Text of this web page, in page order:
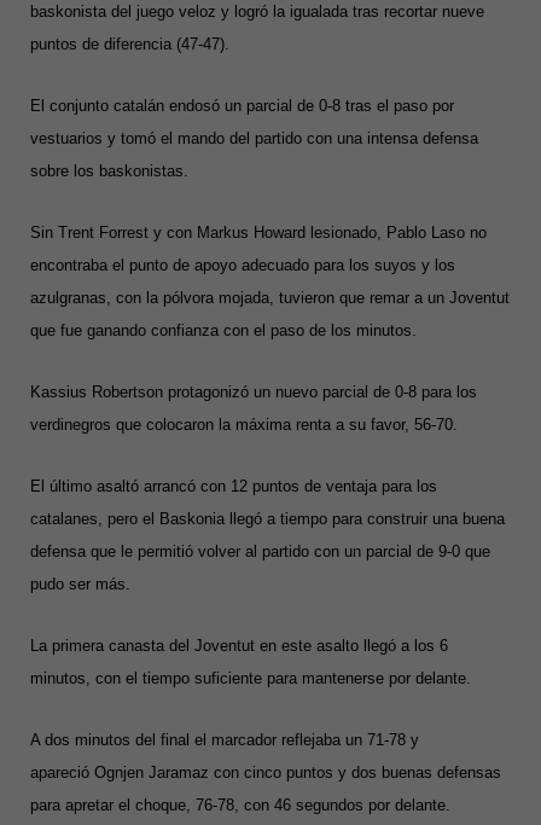
baskonista del juego veloz y logró la igualada tras recortar nueve
puntos de diferencia (47-47).
El conjunto catalán endosó un parcial de 0-8 tras el paso por
vestuarios y tomó el mando del partido con una intensa defensa
sobre los baskonistas.
Sin Trent Forrest y con Markus Howard lesionado, Pablo Laso no
encontraba el punto de apoyo adecuado para los suyos y los
azulgranas, con la pólvora mojada, tuvieron que remar a un Joventut
que fue ganando confianza con el paso de los minutos.
Kassius Robertson protagonizó un nuevo parcial de 0-8 para los
verdinegros que colocaron la máxima renta a su favor, 56-70.
El último asaltó arrancó con 12 puntos de ventaja para los
catalanes, pero el Baskonia llegó a tiempo para construir una buena
defensa que le permitió volver al partido con un parcial de 9-0 que
pudo ser más.
La primera canasta del Joventut en este asalto llegó a los 6
minutos, con el tiempo suficiente para mantenerse por delante.
A dos minutos del final el marcador reflejaba un 71-78 y
apareció Ognjen Jaramaz con cinco puntos y dos buenas defensas
para apretar el choque, 76-78, con 46 segundos por delante.